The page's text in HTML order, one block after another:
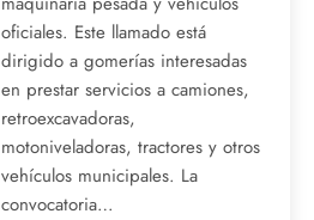
oficiales. Este llamado está
dirigido a gomerías interesadas
en prestar servicios a camiones,
retroexcavadoras,
motoniveladoras, tractores y otros
vehículos municipales. La
convocatoria…